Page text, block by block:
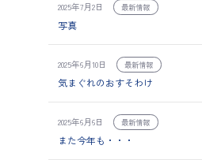
2025年7月2日 最新情報
写真
2025年6月10日 最新情報
気まぐれのおすそわけ
2025年6月6日 最新情報
また今年も・・・